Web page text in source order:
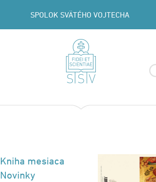
SPOLOK SVÄTÉHO VOJTECHA
Kniha mesiaca
Novinky